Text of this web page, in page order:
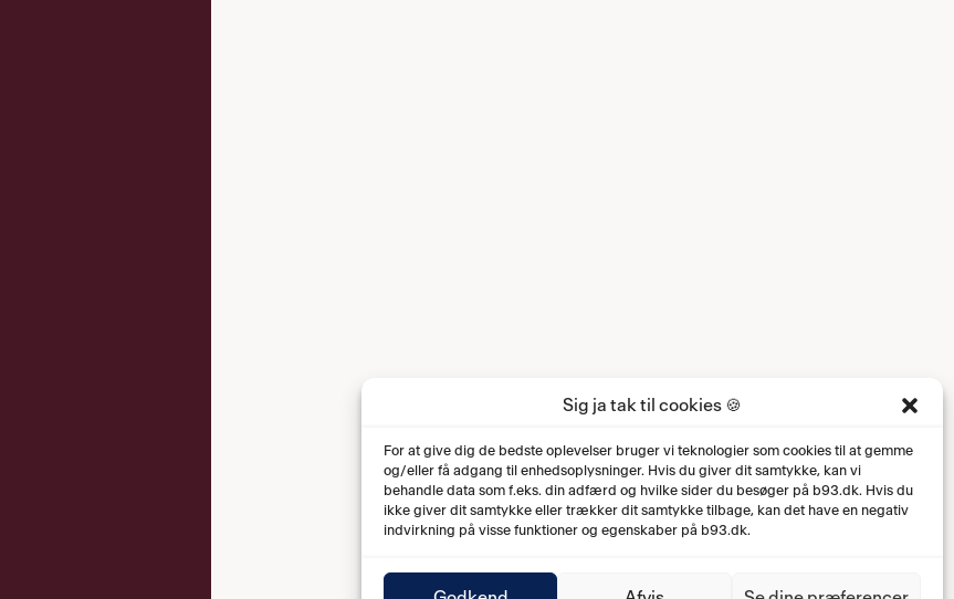
Sig ja tak til cookies 🍪
For at give dig de bedste oplevelser bruger vi teknologier som cookies til at gemme
og/eller få adgang til enhedsoplysninger. Hvis du giver dit samtykke, kan vi
behandle data som f.eks. din adfærd og hvilke sider du besøger på b93.dk. Hvis du
ikke giver dit samtykke eller trækker dit samtykke tilbage, kan det have en negativ
indvirkning på visse funktioner og egenskaber på b93.dk.